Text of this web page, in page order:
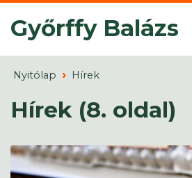
Győrffy Balázs
Nyitólap Hírek
Hírek (8. oldal)